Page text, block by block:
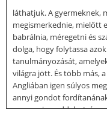
láthatjuk. A gyermeknek,
megismerkednie, mielőtt
babrálnia, méregetni és
dolga, hogy folytassa
tanulmányozását,
világra jött. És több más,
Angliában igen súlyos
annyi gondot
amennyi gonddal a